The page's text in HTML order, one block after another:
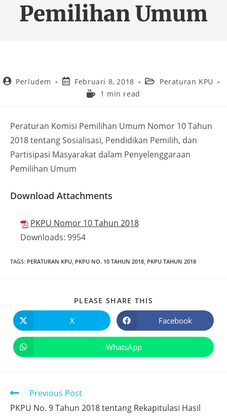
Pemilihan Umum
Perludem Februari 8, 2018
Peraturan KPU
1 min read
Peraturan Komisi Pemilihan Umum Nomor 10 Tahun
2018 tentang Sosialisasi, Pendidikan Pemilih, dan
Partisipasi Masyarakat dalam Penyelenggaraan
Pemilihan Umum
Download Attachments
PKPU Nomor 10 Tahun 2018
Downloads: 9954
TAGS: PERATURAN KPU, PKPU NO. 10 TAHUN 2018, PKPU TAHUN 2018
PLEASE SHARE THIS
X Facebook
WhatsApp
Previous Post
PKPU No. 9 Tahun 2018 tentang Rekapitulasi Hasil